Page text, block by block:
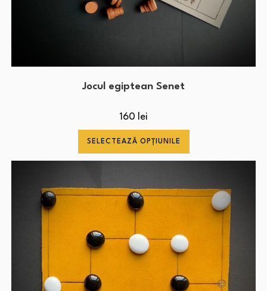
Jocul egiptean Senet
160 lei
SELECTEAZĂ OPȚIUNILE